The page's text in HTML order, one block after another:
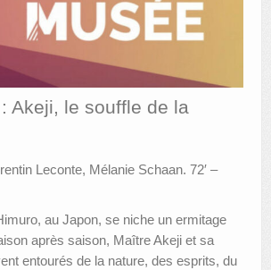
MUSÉES
COLLECTIONS
Akeji, le souffle de la
Leconte, Mélanie Schaan. 72′ –
au Japon, se niche un ermitage
après saison, Maître Akeji et sa
entourés de la nature, des esprits, du